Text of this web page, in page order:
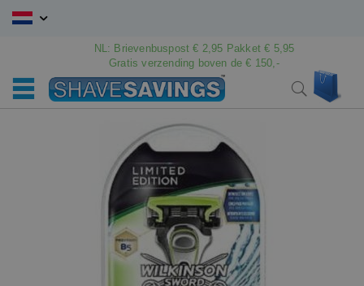
Ga
NL: Brievenbuspost € 2,95 Pakket € 5,95
Gratis verzending boven de € 150,-
Search